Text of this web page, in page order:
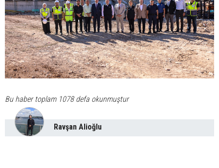
Bu haber toplam 1078 defa okunmuştur
Ravşan Alioğlu